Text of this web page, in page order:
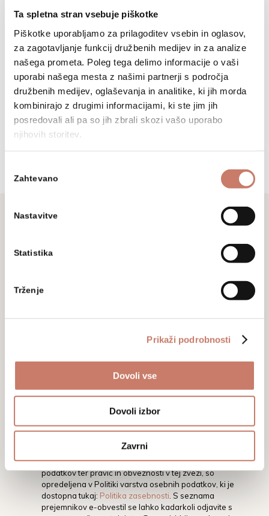
Ta spletna stran vsebuje piškotke
Piškotke uporabljamo za prilagoditev vsebin in oglasov,
za zagotavljanje funkcij družbenih medijev in za analize
našega prometa. Poleg tega delimo informacije o vaši
uporabi našega mesta z našimi partnerji s področja
družbenih medijev, oglaševanja in analitike, ki jih morda
kombinirajo z drugimi informacijami, ki ste jim jih
posredovali ali pa so jih zbrali skozi vašo uporabo
njihovih storitev.
soglasja
Zahtevano
Nastavitve
Statistika
Trženje
Prikaži podrobnosti
Dovoli vse
Dovoli izbor
Zavrni
Sledite nam
Ne zamudite
aktualnim dogodkom, prireditvam in
Z vpisom svojega elektronskega naslova soglašate,
obvešča o dogodkih, aktivnostih in novostih.
Podrobnejša določila glede varstva osebnih
podatkov ter pravic in obveznosti v tej zvezi, so
opredeljena v Politiki varstva osebnih podatkov, ki je
dostopna tukaj: Politika zasebnosti. S seznama
prejemnikov e-obvestil se lahko kadarkoli odjavite s